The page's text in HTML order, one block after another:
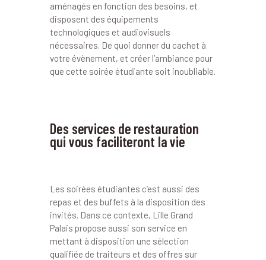
aménagés en fonction des besoins, et
disposent des équipements
technologiques et audiovisuels
nécessaires. De quoi donner du cachet à
votre évènement, et créer l’ambiance pour
que cette soirée étudiante soit inoubliable.
Des services de restauration
qui vous faciliteront la vie
Les soirées étudiantes c’est aussi des
repas et des buffets à la disposition des
invités. Dans ce contexte, Lille Grand
Palais propose aussi son service en
mettant à disposition une sélection
qualifiée de traiteurs et des offres sur